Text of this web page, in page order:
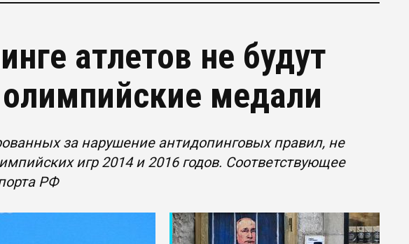
атлетов не будут
медали
за нарушение антидопинговых правил, не
игр 2014 и 2016 годов. Соответствующее
РФ